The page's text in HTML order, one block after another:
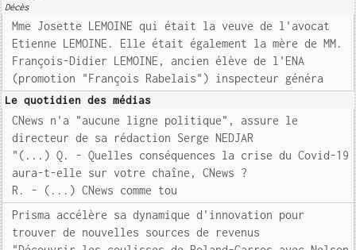
Décès
Mme Josette LEMOINE qui était la veuve de l'avocat
Etienne LEMOINE. Elle était également la mère de MM.
François-Didier LEMOINE, ancien élève de l'ENA
(promotion "François Rabelais") inspecteur généra
Le quotidien des médias
CNews n'a "aucune ligne politique", assure le
directeur de sa rédaction Serge NEDJAR
"(...) Q. - Quelles conséquences la crise du Covid-19
aura-t-elle sur votre chaîne, CNews ?
R. - (...) CNews comme tou
Prisma accélère sa dynamique d'innovation pour
trouver de nouvelles sources de revenus